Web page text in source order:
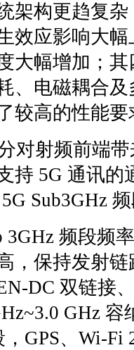
架构更趋复
效应影响大
大幅增加；其
、电磁耦合
较高的性能要
对射频前端
持 5G 通讯的
Sub3GHz
3GHz 频段频
，保持发射
DC 双链接
GHz
GPS、Wi-Fi